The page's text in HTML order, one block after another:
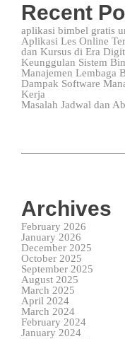
Recent
aplikasi bimbel gratis
Aplikasi Les Online
dan Kursus di Era
Keunggulan Sistem
Manajemen Lembaga
Dampak Software
Kerja
Masalah Jadwal dan
Archives
February 2026
January 2026
December 2025
October 2025
September 2025
August 2025
March 2025
April 2024
March 2024
February 2024
January 2024